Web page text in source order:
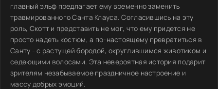
главный эльф предлагает ему временно заменить
травмированного Санта Клауса. Согласившись на эту
роль, Скотт и представить не мог, что ему придется не
просто надеть костюм, а по-настоящему превратиться в
Санту - с растущей бородой, округлившимся животиком и
седеющими волосами. Эта невероятная история подарит
зрителям незабываемое праздничное настроение и
массу добрых эмоций.